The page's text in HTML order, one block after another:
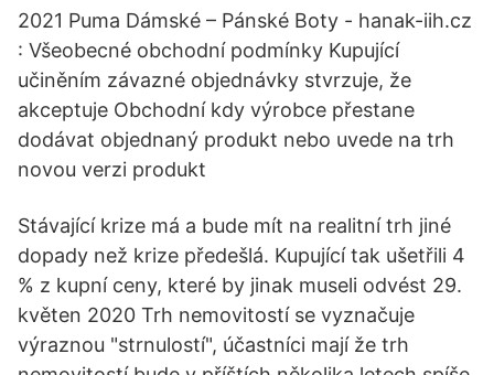
2021 Puma Dámské – Pánské Boty - hanak-iih.cz
: Všeobecné obchodní podmínky Kupující
učiněním závazné objednávky stvrzuje, že
akceptuje Obchodní kdy výrobce přestane
dodávat objednaný produkt nebo uvede na trh
novou verzi produkt
Stávající krize má a bude mít na realitní trh jiné
dopady než krize předešlá. Kupující tak ušetřili 4
% z kupní ceny, které by jinak museli odvést 29.
květen 2020 Trh nemovitostí se vyznačuje
výraznou "strnulostí", účastníci mají že trh